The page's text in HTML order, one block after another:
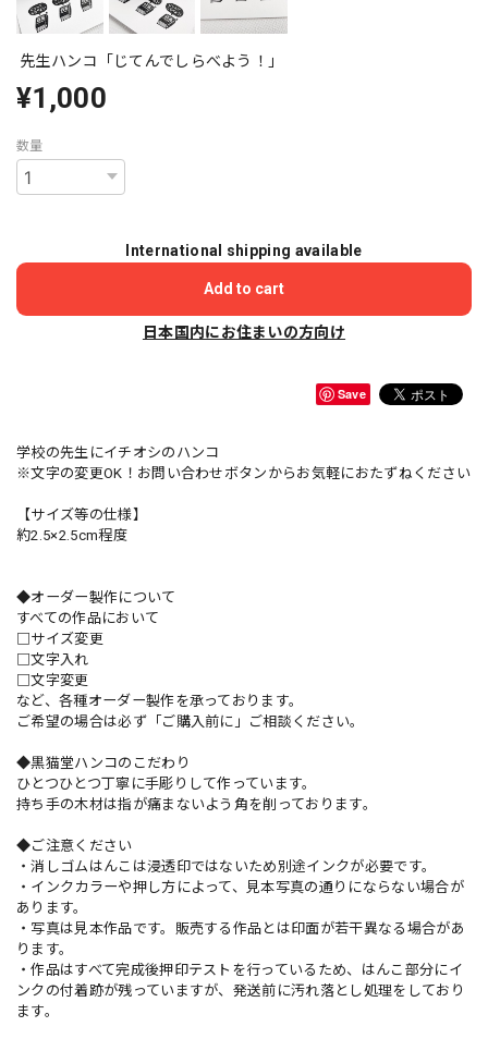
先生ハンコ「じてんでしらべよう！」
¥1,000
数量
International shipping available
Add to cart
日本国内にお住まいの方向け
Save
学校の先生にイチオシのハンコ
※文字の変更OK！お問い合わせボタンからお気軽におたずねください
【サイズ等の仕様】
約2.5×2.5cm程度
◆オーダー製作について
すべての作品において
□サイズ変更
□文字入れ
□文字変更
など、各種オーダー製作を承っております。
ご希望の場合は必ず「ご購入前に」ご相談ください。
◆黒猫堂ハンコのこだわり
ひとつひとつ丁寧に手彫りして作っています。
持ち手の木材は指が痛まないよう角を削っております。
◆ご注意ください
・消しゴムはんこは浸透印ではないため別途インクが必要です。
・インクカラーや押し方によって、見本写真の通りにならない場合が
あります。
・写真は見本作品です。販売する作品とは印面が若干異なる場合があ
ります。
・作品はすべて完成後押印テストを行っているため、はんこ部分にイ
ンクの付着跡が残っていますが、発送前に汚れ落とし処理をしており
ます。